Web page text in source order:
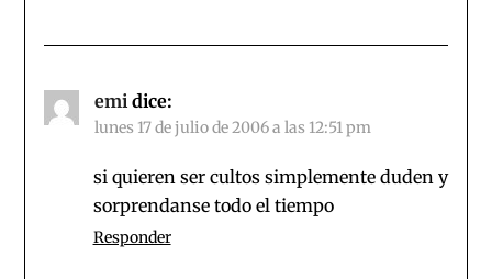
emi dice:
lunes 17 de julio de 2006 a las 12:51 pm
si quieren ser cultos simplemente duden y
sorprendanse todo el tiempo
Responder